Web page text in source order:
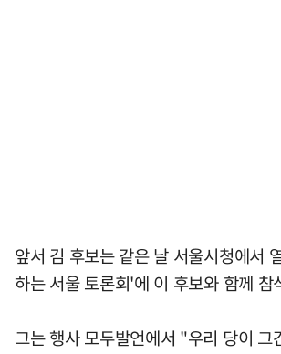
앞서 김 후보는 같은 날 서울시청에서
하는 서울 토론회'에 이 후보와 함께 참
그는 행사 모두발언에서 "우리 당이 그